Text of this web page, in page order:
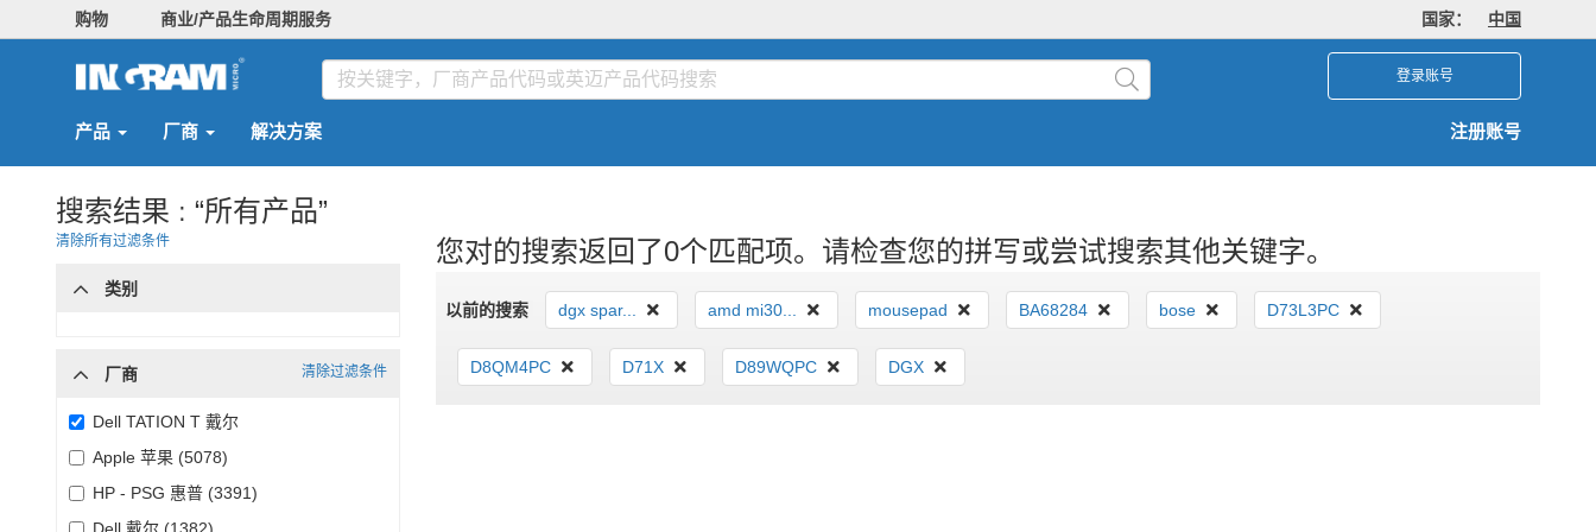
购物 商业/产品生命周期服务 国家： 中国
登录账号
产品 厂商 解决方案 注册账号
搜索结果 : “所有产品”
清除所有过滤条件
类别
厂商 清除过滤条件
Dell TATION T 戴尔
Apple 苹果 (5078)
HP - PSG 惠普 (3391)
您对的搜索返回了0个匹配项。请检查您的拼写或尝试搜索其他关键字。
以前的搜索 dgx spar... amd mi30... mousepad BA68284 bose D73L3PC
D8QM4PC D71X D89WQPC DGX